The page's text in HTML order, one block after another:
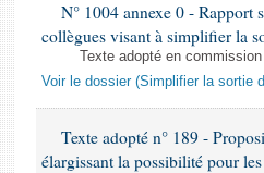
Dossiers législatifs
Budget et sécurité sociale
Comptes rendus des débats
N° 1004 annexe 0 -
collègues visant à simplifier la
Texte adopté en commission
Voir le dossier (Simplifier la sortie
Texte adopté n° 189 -
élargissant la possibilité pour